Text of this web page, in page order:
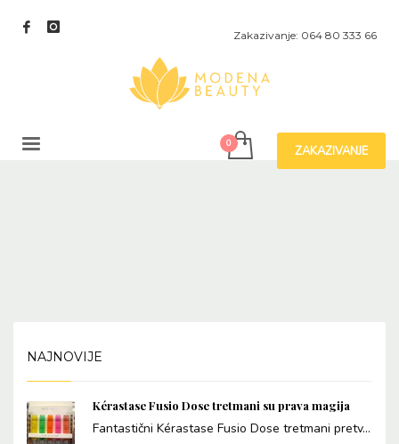
Zakazivanje: 064 80 333 66
ZAKAZIVANJE
NAJNOVIJE
Kérastase Fusio Dose tretmani su prava magija
Fantastični Kérastase Fusio Dose tretmani pretv...